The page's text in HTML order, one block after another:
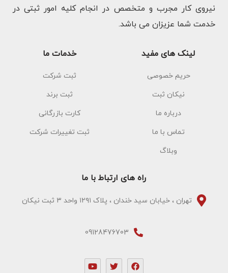
نیروی کار مجرب و متخصص در انجام کلیه امور ثبتی در
خدمت شما عزیزان می باشد.
لینک های مفید
حریم خصوصی
نیکان ثبت
درباره ما
تماس با ما
وبلاگ
خدمات ما
ثبت شرکت
ثبت برند
کارت بازرگانی
ثبت تغییرات شرکت
راه های ارتباط با ما
تهران ، خیابان سید خندان ، پلاک ۱۲۹۱ واحد ۳ ثبت نیکان
09128476703